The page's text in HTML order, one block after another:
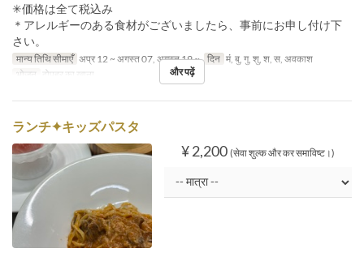
✳︎価格は全て税込み
＊アレルギーのある食材がございましたら、事前にお申し付け下
さい。
मान्य तिथि सीमाएँ अप्र 12 ~ अगस्त 07, अगस्त 19 ~ दिन मं, बु, गु, शु, श, स, अवकाश
भोजन
दोपहर का खाना और पढ़ें
ランチ✦キッズパスタ
¥ 2,200 (सेवा शुल्क और कर समाविष्ट।)